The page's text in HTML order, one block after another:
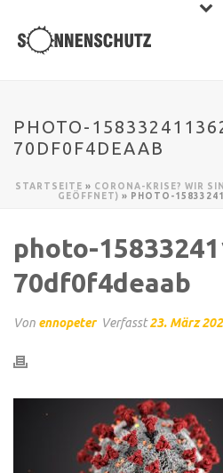
PHOTO-
70DF0F4DEAAB
STARTSEITE » CORONA-KRISE? WIR
GEÖFFNET) » PHOTO-
photo-
70df0f4deaab
Von ennopeter Verfasst23. März